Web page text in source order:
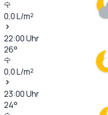
0,0L/m²
22:00Uhr
26°
0,0L/m²
23:00Uhr
24°